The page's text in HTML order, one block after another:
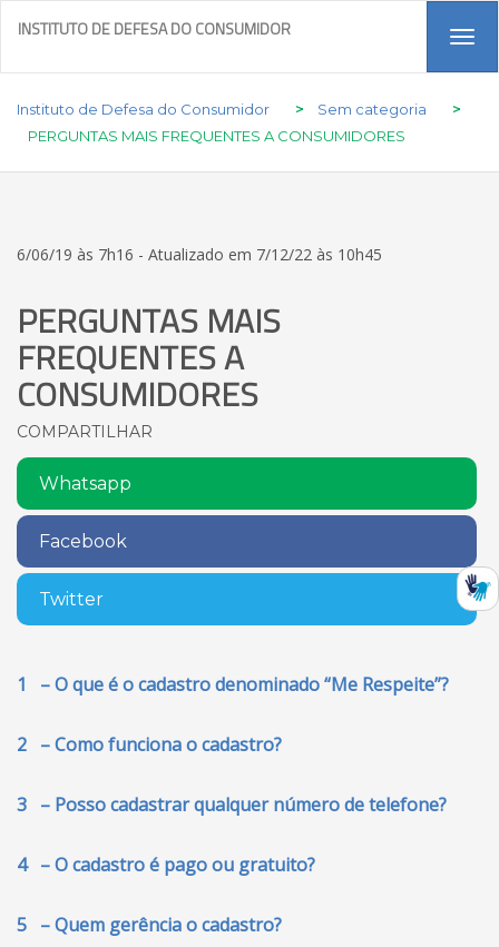
INSTITUTO DE DEFESA DO CONSUMIDOR
Instituto de Defesa do Consumidor > Sem categoria
>
PERGUNTAS MAIS FREQUENTES A CONSUMIDORES
6/06/19 às 7h16 - Atualizado em 7/12/22 às 10h45
PERGUNTAS MAIS
FREQUENTES A
CONSUMIDORES
COMPARTILHAR
Whatsapp
Facebook
Twitter
1 – O que é o cadastro denominado “Me Respeite”?
2 – Como funciona o cadastro?
3 – Posso cadastrar qualquer número de telefone?
4 – O cadastro é pago ou gratuito?
5 – Quem gerência o cadastro?